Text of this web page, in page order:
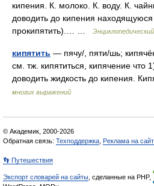
кипения. К. молоко. К. воду. К.
доводить до кипения находящуюся
прокипятить).… …
кипятить — пячу/, пяти/шь;
см. тж. кипятиться, кипячение что
доводить жидкость до кипения.
многих выражений
© Академик, 2000-2026
Обратная связь: Техподдержка Реклама на
👣 Путешествия
Экспорт словарей на сайты , сделанные на PHP,